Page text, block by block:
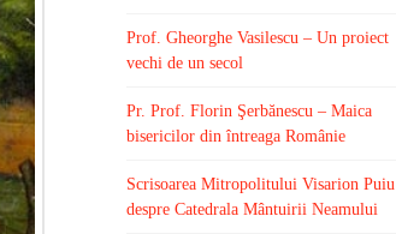
Prof. Gheorghe Vasilescu – Un proiect
vechi de un secol
Pr. Prof. Florin Şerbănescu – Maica
bisericilor din întreaga Românie
Scrisoarea Mitropolitului Visarion Puiu
despre Catedrala Mântuirii Neamului